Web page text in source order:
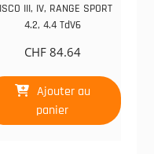
III, IV, RANGE SPORT
4.2, 4.4 TdV6
CHF84.64
Ajouter au
panier